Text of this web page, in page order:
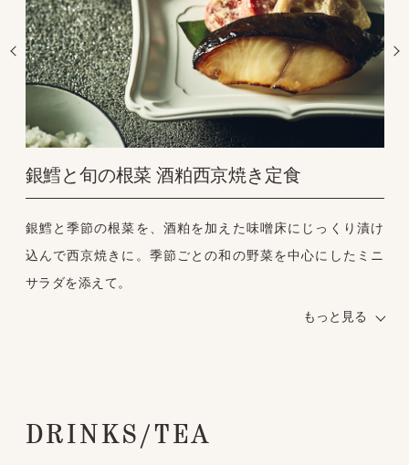
銀鱈と旬の根菜 酒粕西京焼き定食
銀鱈と季節の根菜を、酒粕を加えた味噌床にじっくり漬け
込んで西京焼きに。季節ごとの和の野菜を中心にしたミニ
サラダを添えて。
セット内容：ご飯・お味噌汁・お漬物・ミニサラダもっと見る
沖縄県産の海塩で柔らかく煮た豚角煮と蒸した旬の野菜
を、そのままの塩味と胡麻ダレの二種の味で。
セット内容：ご飯・お味噌汁・お漬物・ミニサラダ
DRINKS/TEA